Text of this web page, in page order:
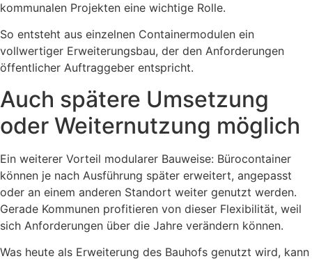
kommunalen Projekten eine wichtige Rolle.
So entsteht aus einzelnen Containermodulen ein
vollwertiger Erweiterungsbau, der den Anforderungen
öffentlicher Auftraggeber entspricht.
Auch spätere Umsetzung
oder Weiternutzung möglich
Ein weiterer Vorteil modularer Bauweise: Bürocontainer
können je nach Ausführung später erweitert, angepasst
oder an einem anderen Standort weiter genutzt werden.
Gerade Kommunen profitieren von dieser Flexibilität, weil
sich Anforderungen über die Jahre verändern können.
Was heute als Erweiterung des Bauhofs genutzt wird, kann